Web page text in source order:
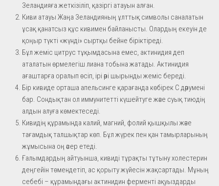
Зеландияға жеткізіліп, қазіргі атауын алған.
Киви атауы Жаңа Зеландияның ұлттық символы саналатын
ұсақ қанатсыз құс кивимен байланысты. Олардың екеуін де
қоңыр түкті «жүнді» сыртқы бейне біріктіреді.
Бұл жеміс цитрус тұқымдасына емес, актинидия деп
аталатын өрмелегіш лиана тобына жатады. Актинидия
ағаштарға оралып өсіп, ірі әрі шырынды жеміс береді.
Бір кивиде орташа апельсинге қарағанда көбірек С дәрумені
бар. Сондықтан ол иммунитетті күшейтуге және суық тиюдің
алдын алуға көмектеседі.
Кивидің құрамында калий, магний, фолий қышқылы және
тағамдық талшықтар көп. Бұл жүрек пен қан тамырларының
жұмысына оң әсер етеді.
Ғалымдардың айтуынша, кивиді тұрақты тұтыну холестерин
деңгейін төмендетіп, ас қорыту жүйесін жақсартады. Мұның
себебі – құрамындағы актинидин ферменті ақуыздарды